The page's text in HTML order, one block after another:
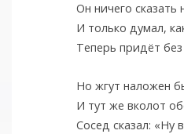
Он ничего сказать
И только думал,
Теперь придёт без
Но жгут наложен
И тут же вколот
Сосед сказал: «Ну